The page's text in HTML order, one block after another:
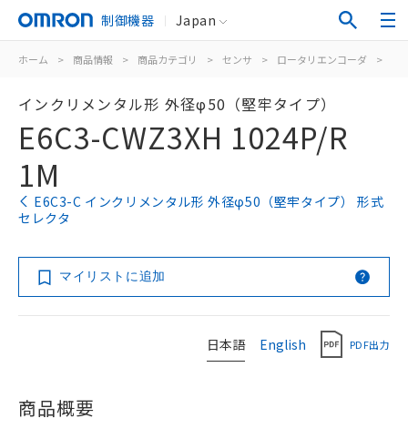
制御機器 Japan
ホーム > 商品情報 > 商品カテゴリ > センサ > ロータリエンコーダ >
インクリメンタル形 外径φ50（堅牢タイプ）
E6C3-CWZ3XH 1024P/R
1M
E6C3-C インクリメンタル形 外径φ50（堅牢タイプ） 形式
セレクタ
マイリストに追加
日本語 English PDF出力
商品概要